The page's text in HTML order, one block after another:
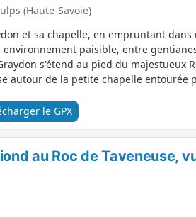
(Haute-Savoie)
et sa chapelle, en empruntant
paisible, entre
s'étend au pied du majestueux
autour de la petite chapelle entourée
le GPX
au Roc de Taveneuse,